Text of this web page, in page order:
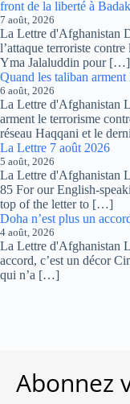
front de la liberté à
7 août, 2026
La Lettre d'Afghanistan
l’attaque terroriste
Yma Jalaluddin pour […]
Quand les taliban
6 août, 2026
La Lettre d'Afghanistan
arment le terrorisme
réseau Haqqani et le
La Lettre 7 août 2026
5 août, 2026
La Lettre d'Afghanistan
85 For our English-
top of the letter to […]
Doha n’est plus un
4 août, 2026
La Lettre d'Afghanistan
accord, c’est un décor
qui n’a […]
Abonnez